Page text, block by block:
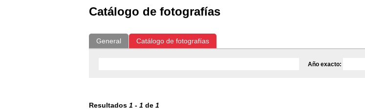
Catálogo de fotografías
General Catálogo de fotografías
Año exacto:
Resultados 1 - 1 de 1